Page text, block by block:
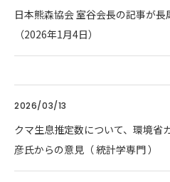
日本熊森協会 室谷会長の記事が
（2026年1月4日）
2026/03/13
クマ生息推定数について、環境
彦氏からの意見（ 統計学専門 ）